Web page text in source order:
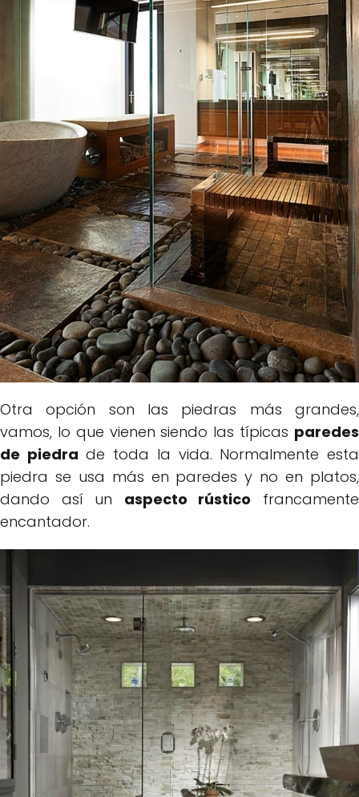
Otra opción son las piedras más grandes,
vamos, lo que vienen siendo las típicas paredes
de piedra de toda la vida. Normalmente esta
piedra se usa más en paredes y no en platos,
dando así un aspecto rústico francamente
encantador.